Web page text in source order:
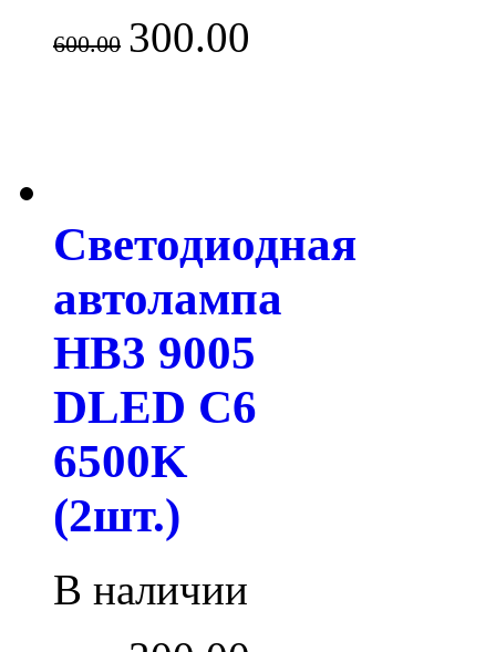
600.00 300.00
Светодиодная
автолампа
HB3 9005
DLED C6
6500K
(2шт.)
В наличии